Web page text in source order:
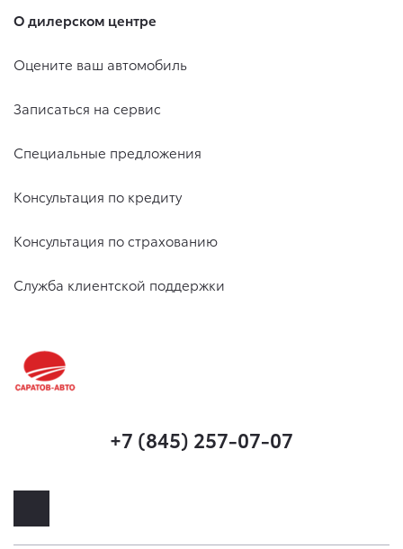
О дилерском центре
Оцените ваш автомобиль
Записаться на сервис
Специальные предложения
Консультация по кредиту
Консультация по страхованию
Служба клиентской поддержки
+7 (845) 257-07-07